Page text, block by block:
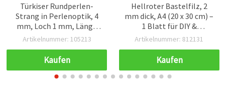
Türkiser Rundperlen-
Strang in Perlenoptik, 4
mm, Loch 1 mm, Länge
ca. 80 cm, ca. 216 Stück –
Schmuckherstellung &
Bastelprojekte
Artikelnummer: 105213
Kaufen
Hellroter Bastelfilz, 2
mm dick, A4 (20 x 30 cm) –
1 Blatt für DIY &
Bastelarbeiten
Artikelnummer: 812131
Kaufen